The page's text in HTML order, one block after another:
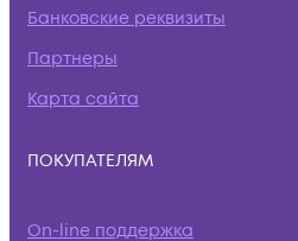
Банковские реквизиты
Партнеры
Карта сайта
ПОКУПАТЕЛЯМ
On-line поддержка